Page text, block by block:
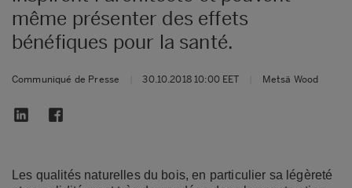
même présenter des effets
bénéfiques pour la santé.
Communiqué de Presse 30.10.2018 10:00 EET Metsä Wood
Les qualités naturelles du bois, en particulier sa légèreté